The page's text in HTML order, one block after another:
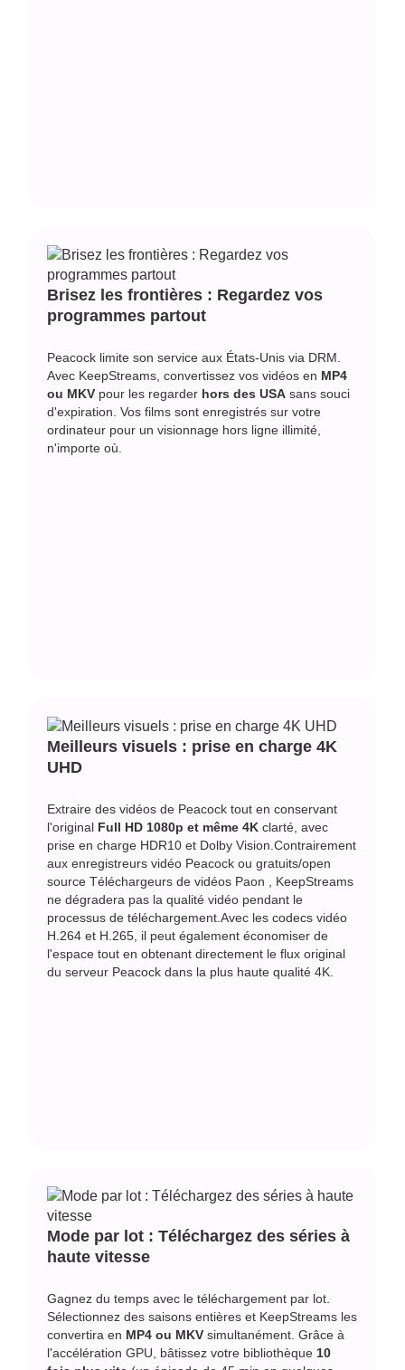
Brisez les frontières : Regardez vos
programmes partout
Peacock limite son service aux États-Unis via DRM.
Avec KeepStreams, convertissez vos vidéos en MP4
ou MKV pour les regarder hors des USA sans souci
d'expiration. Vos films sont enregistrés sur votre
ordinateur pour unvisionnage hors ligne illimité
n'importe où.
Meilleurs visuels : prise en charge 4K
UHD
Extraire des vidéos de Peacocktout en conservant
l'original Full HD 1080p et même 4Kclarté, avec
prise en charge HDR10 et Dolby Vision.Contrairement
aux enregistreurs vidéo Peacock ou gratuits/open
sourceTéléchargeurs de vidéos Paon
, KeepStreams
ne dégradera pas la qualité vidéo pendant le
processus de téléchargement.Avec les codecs vidéo
H.264 et H.265, il peut également économiser de
l'espace tout en obtenant directement le flux original
du serveur Peacock dans la plus haute qualité 4K.
Mode par lot : Téléchargez des séries à
haute vitesse
Gagnez du temps avec le téléchargement par lot.
Sélectionnez des saisons entières et KeepStreams les
convertira en MP4 ou MKV simultanément. Grâce à
l'accélération GPU, bâtissez votre bibliothèque 10